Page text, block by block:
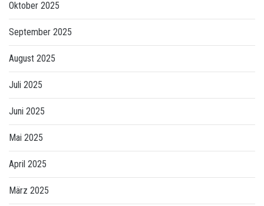
Oktober 2025
September 2025
August 2025
Juli 2025
Juni 2025
Mai 2025
April 2025
März 2025